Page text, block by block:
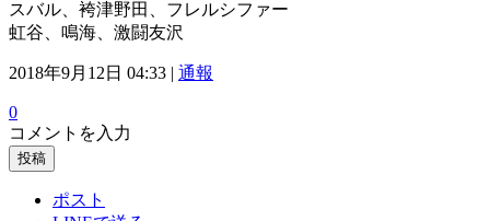
スバル、袴津野田、フレルシファー
虹谷、鳴海、激闘友沢
2018年9月12日 04:33 | 通報
0
コメントを入力
投稿
ポスト